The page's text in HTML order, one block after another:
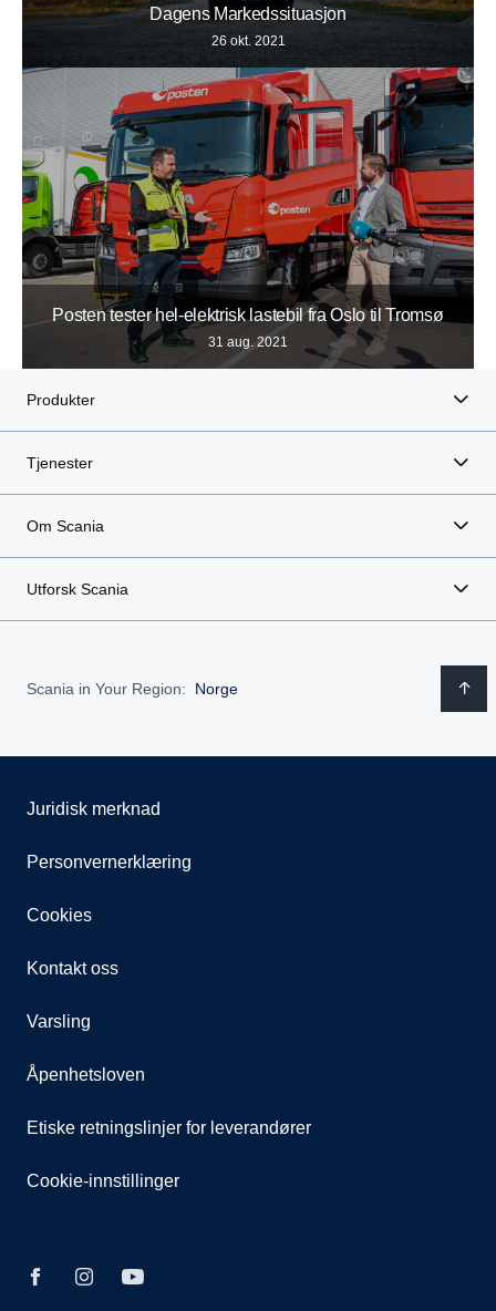
Dagens Markedssituasjon
26 okt. 2021
Posten tester hel-elektrisk lastebil fra Oslo til Tromsø
31 aug. 2021
Produkter
Tjenester
Om Scania
Utforsk Scania
Scania in Your Region: Norge
Juridisk merknad
Personvernerklæring
Cookies
Kontakt oss
Varsling
Åpenhetsloven
Etiske retningslinjer for leverandører
Cookie-innstillinger